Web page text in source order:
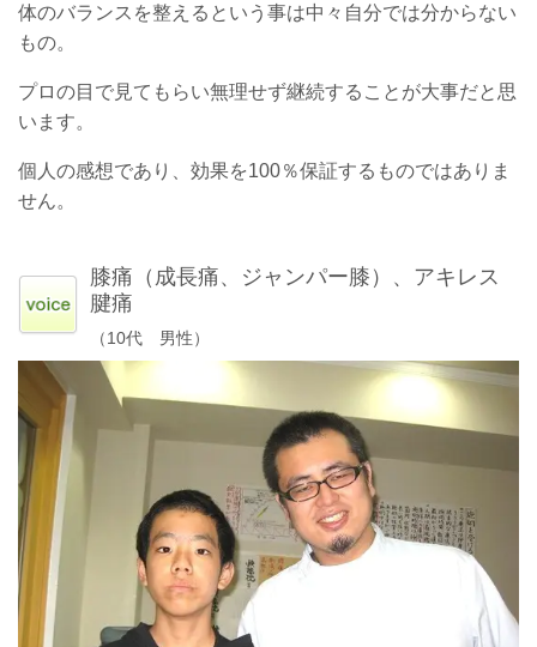
体のバランスを整えるという事は中々自分では分からない
もの。
プロの目で見てもらい無理せず継続することが大事だと思
います。
個人の感想であり、効果を100％保証するものではありま
せん。
膝痛（成長痛、ジャンパー膝）、アキレス
腱痛
（10代 男性）